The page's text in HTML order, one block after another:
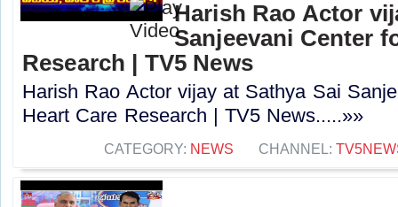
Harish Rao Actor
Sanjeevani Center
Research | TV5 News
Harish Rao Actor vijay at Sathya Sai
Heart Care Research | TV5 News.....»»
CATEGORY: NEWS CHANNEL: